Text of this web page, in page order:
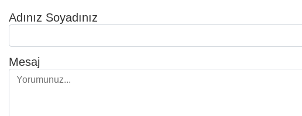
Adınız Soyadınız
Mesaj